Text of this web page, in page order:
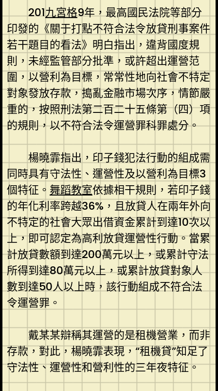
201九宮格9年，最高國民法院等部分
印發的《關于打點不符合法令放貸刑事案件
若干題目的看法》明白指出，違背國度規
則，未經監管部分批準，或許超出運營范
圍，以營利為目標，常常性地向社會不特定
對象發放存款，搗亂金融市場次序，情節嚴
重的，按照刑法第二百二十五條第（四）項
的規則，以不符合法令運營罪科罪處分。
楊曉霏指出，印子錢犯法行動的組成需
同時具有守法性、運營性及以營利為目標3
個特征。 舞蹈教室依據相干規則，若印子錢
的年化利率跨越36%，且放貸人在兩年外向
不特定的社會大眾出借資金累計到達10次以
上，即可認定為高利放貸運營性行動。當累
計放貸數額到達200萬元以上，或累計守法
所得到達80萬元以上，或累計放貸對象人
數到達50人以上時，該行動組成不符合法
令運營罪。
戴某某辯稱其運營的是租機營業，而非
存款，對此，楊曉霏表現，“租機貸”知足了
守法性、運營性和營利性的三年夜特征。